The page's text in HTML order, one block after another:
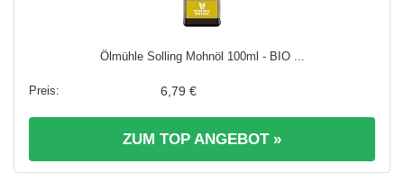
Ölmühle Solling Mohnöl 100ml - BIO ...
6,79 €
ZUM TOP ANGEBOT »